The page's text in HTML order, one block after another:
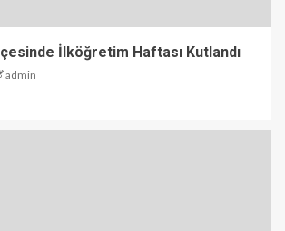
İlköğretim Haftası Kutlandı
admin